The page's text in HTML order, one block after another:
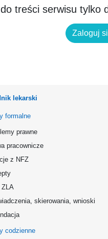
treści serwisu tylko
Zaloguj
lekarski
formalne
prawne
pracownicze
z NFZ
ZLA
skierowania, wnioski
codzienne